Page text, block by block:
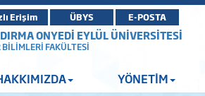
Erişim ÜBYS E-POSTA
ONYEDİ EYLÜL ÜNİVERSİTESİ
BİLİMLERİ FAKÜLTESİ
YÖNETİM